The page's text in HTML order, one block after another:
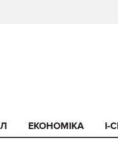
ЕКОНОМІКА I-